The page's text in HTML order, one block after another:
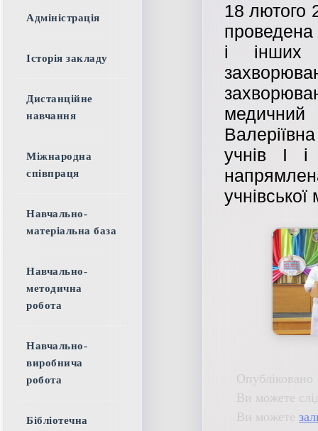
18 лютого
проведена
і інших
медичний
учнів І і
учнівської
Ви можете
Ви можете
Адміністрація
Історія закладу
Дистанційне
навчання
Міжнародна
співпраця
Навчально-
матеріальна база
Навчально-
методична
робота
Навчально-
виробнича
робота
Бібліотечна